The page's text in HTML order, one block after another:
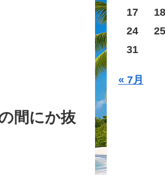
間にか抜
17
18
24
25
31
« 7月